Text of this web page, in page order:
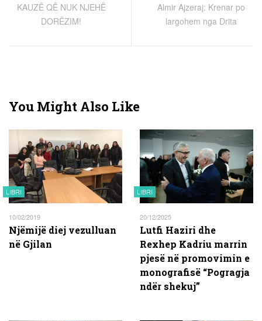
KAUZË QË NUK NJEHË
DORËZIM!
Almir Ajzeraj: Krenar po
largohem nga Drita
You Might Also Like
LIBRI
10/02/2019
Njëmijë diej vezulluan
në Gjilan
LIBRI
20/12/2025
Lutfi Haziri dhe
Rexhep Kadriu marrin
pjesë në promovimin e
monografisë “Pogragja
ndër shekuj”